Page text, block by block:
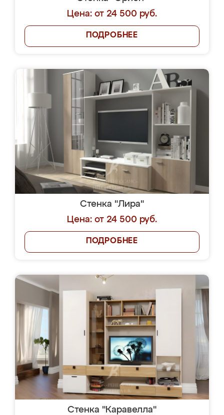
Цена: от 24 500 руб.
ПОДРОБНЕЕ
Стенка "Лира"
Цена: от 24 500 руб.
ПОДРОБНЕЕ
Стенка "Каравелла"